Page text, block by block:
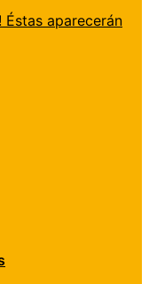
Éstas aparecerán